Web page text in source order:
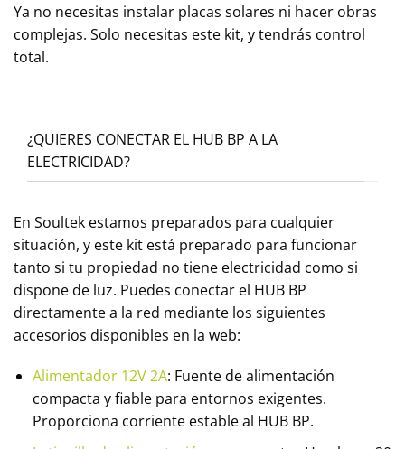
Ya no necesitas instalar placas solares ni hacer obras
complejas. Solo necesitas este kit, y tendrás control
total.
¿QUIERES CONECTAR EL HUB BP A LA
ELECTRICIDAD?
En Soultek estamos preparados para cualquier
situación, y este kit está preparado para funcionar
tanto si tu propiedad no tiene electricidad como si
dispone de luz. Puedes conectar el HUB BP
directamente a la red mediante los siguientes
accesorios disponibles en la web:
Alimentador 12V 2A: Fuente de alimentación
compacta y fiable para entornos exigentes.
Proporciona corriente estable al HUB BP.